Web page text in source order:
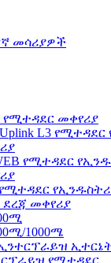
መሳሪያዎች
የሚተዳደር መቀየሪያ
Uplink L3
የሚተዳደር
የሚተዳደር
መቀየሪያ
1000ሜ
የሚተዳደር